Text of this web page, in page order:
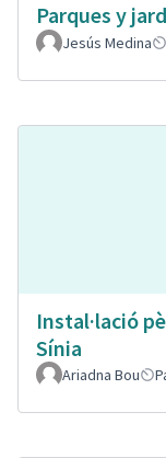
Parques y
Jesús Medina
Instal·lació
Sínia
Ariadna Bou